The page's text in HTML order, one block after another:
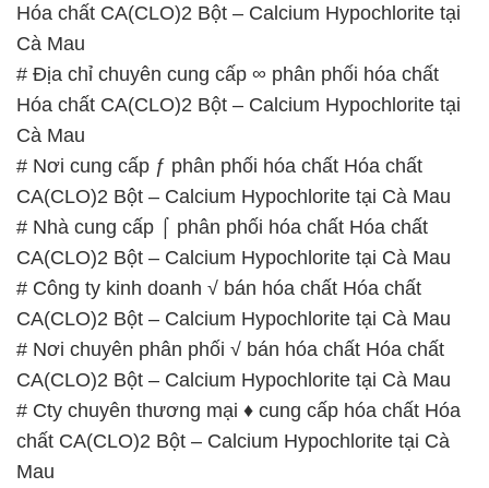
Hóa chất CA(CLO)2 Bột – Calcium Hypochlorite tại
Cà Mau
# Địa chỉ chuyên cung cấp ∞ phân phối hóa chất
Hóa chất CA(CLO)2 Bột – Calcium Hypochlorite tại
Cà Mau
# Nơi cung cấp ƒ phân phối hóa chất Hóa chất
CA(CLO)2 Bột – Calcium Hypochlorite tại Cà Mau
# Nhà cung cấp ⌠ phân phối hóa chất Hóa chất
CA(CLO)2 Bột – Calcium Hypochlorite tại Cà Mau
# Công ty kinh doanh √ bán hóa chất Hóa chất
CA(CLO)2 Bột – Calcium Hypochlorite tại Cà Mau
# Nơi chuyên phân phối √ bán hóa chất Hóa chất
CA(CLO)2 Bột – Calcium Hypochlorite tại Cà Mau
# Cty chuyên thương mại ♦ cung cấp hóa chất Hóa
chất CA(CLO)2 Bột – Calcium Hypochlorite tại Cà
Mau